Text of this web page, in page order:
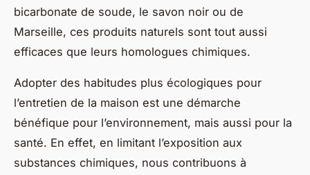
bicarbonate de soude, le savon noir ou de
Marseille, ces produits naturels sont tout aussi
efficaces que leurs homologues chimiques.
Adopter des habitudes plus écologiques pour
l’entretien de la maison est une démarche
bénéfique pour l’environnement, mais aussi pour la
santé. En effet, en limitant l’exposition aux
substances chimiques, nous contribuons à